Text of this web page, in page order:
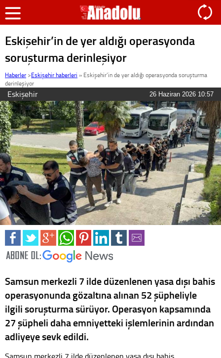
Eskişehir’in de yer aldığı operasyonda
soruşturma derinleşiyor
Haberler >Eskişehir haberleri » Eskişehir’in de yer aldığı operasyonda soruşturma
derinleşiyor
Eskişehir 26 Haziran 2026 10:57
Samsun merkezli 7 ilde düzenlenen yasa dışı bahis
operasyonunda gözaltına alınan 52 şüpheliyle
ilgili soruşturma sürüyor. Operasyon kapsamında
27 şüpheli daha emniyetteki işlemlerinin ardından
adliyeye sevk edildi.